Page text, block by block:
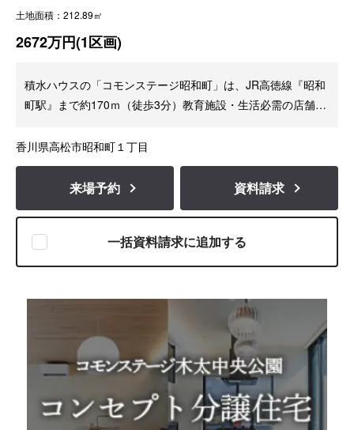
土地面積：212.89㎡
2672万円(1区画)
積水ハウスの「コモンステージ昭和町」は、JR高徳線『昭和
町駅』まで約170ｍ（徒歩3分）教育施設・生活必需の店舗が
香川県高松市昭和町１丁目
来場予約 資料請求
一括資料請求に追加する